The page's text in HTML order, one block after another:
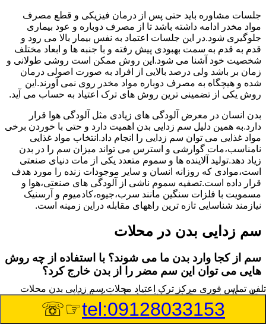
جلسات مشاوره باید حتی پس از درمان فیزیکی و قطع مصرف
مواد مخدر ادامه داشته باشد تا از مصرف دوباره و عود بیماری
جلوگیری شود.در این جلسات اعتماد به نفس بیمار بالا می رود و
قدم به قدم به سمت بهبودی پیش رفته و با جنبه ها و ابعاد مختلف
شخصیت خود آشنا می شود.این روش ممکن است روشی طولانی و
زمان بر باشد ولی درصد بالایی از افراد به صورت اصولی درمان
شده و هیچگاه به مصرف دوباره مواد مخدر روی نمی آورند.این
روش یکی از تضمینی ترین روش های ترک اعتیاد به حساب می آید.
بدن انسان در معرض آلودگی های زیادی مثل آلودگی هوا قرار
دارد.به همین دلیل سم زدایی بدن اهمیت دارد و حتی با خوردن برخی
مواد غذایی می توان سم زدایی را انجام داد.انتخاب مواد غذایی
نامناسب،مات گوارشی و استرس می تواند میزان سم را در بدن
زیاد دهد.تولید آلاینده ها و سموم متعدد یکی از مات دنیای صنعتی
است،موادی که روزانه انسان و سایر موجودات زنده را مورد هدف
قرار داده است.تصفیه سموم ناشی از آلودگی های صنعتی،هوا و
مسمویت با فلزات سنگین مانند سرب،جیوه،کادمیوم و آرسنیک
نیازمند شناسایی تازه ترین راههای مقابله دراین زمینه است.
سم زدایی بدن در محلات
سم از کجا وارد بدن ما می شوند؟ با استفاده از چه روش
هایی می توان این سم مضر را از بدن خارج کرد؟
بطور کلی سم موجود در بدن به دو گروه عمده تقسیم می
شوند.بخش بزرگی از این سموم مثل مواد به جا مانده از سموم
گیاهی و آفت کش ها،فلزات سنگین ناشی از آلودگی هوا،انواع
تلفن تماس فوری مرکز ترک اعتیاد محلات,سم زدایی بدن محلات
tel:09128033153
☞☏